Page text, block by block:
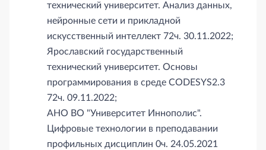
технический университет. Анализ данных,
нейронные сети и прикладной
искусственный интеллект 72ч. 30.11.2022;
Ярославский государственный
технический университет. Основы
программирования в среде CODESYS2.3
72ч. 09.11.2022;
АНО ВО "Университет Иннополис".
Цифровые технологии в преподавании
профильных дисциплин 0ч. 24.05.2021